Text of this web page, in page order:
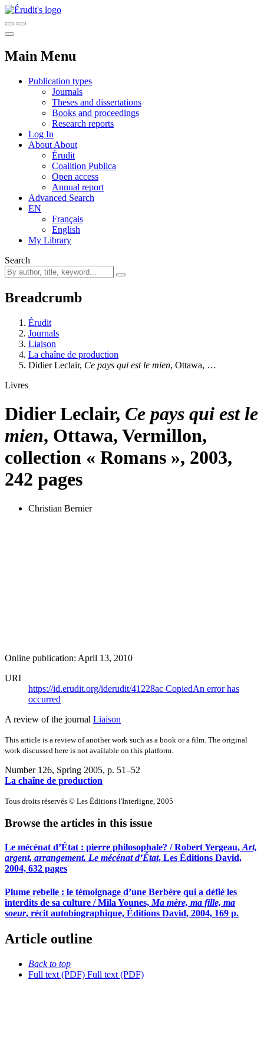
Main Menu
Publication types
Journals
Theses and dissertations
Books and proceedings
Research reports
Log In
About About
Érudit
Coalition Publica
Open access
Annual report
Advanced Search
EN
Français
English
My Library
Search
Breadcrumb
Érudit
Journals
Liaison
La chaîne de production
Didier Leclair, Ce pays qui est le mien, Ottawa, …
Livres
Didier Leclair, Ce pays qui est le
mien, Ottawa, Vermillon,
collection « Romans », 2003,
242 pages
Christian Bernier
Online publication: April 13, 2010
URI
https://id.erudit.org/iderudit/41228ac CopiedAn error has
occurred
A review of the journal Liaison
This article is a review of another work such as a book or a film. The original
work discussed here is not available on this platform.
Number 126, Spring 2005, p. 51–52
La chaîne de production
Tous droits réservés © Les Éditions l'Interligne, 2005
Browse the articles in this issue
Le mécénat d’État : pierre philosophale? / Robert Yergeau,Art,
argent, arrangement. Le mécénat d’État, Les Éditions David,
2004, 632 pages
Plume rebelle : le témoignage d’une Berbère qui a défié les
interdits de sa culture / Mila Younes, Ma mère, ma fille, ma
soeur, récit autobiographique, Éditions David, 2004, 169 p.
Article outline
Back to top
Full text (PDF) Full text (PDF)